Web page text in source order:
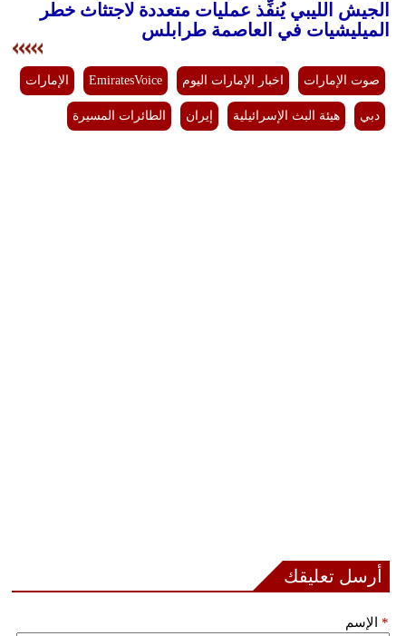
الجيش الليبي يُنفِّذ عمليات متعددة لاجتثاث خطر
الميليشيات في العاصمة طرابلس
صوت الإمارات اخبار الإمارات اليوم EmiratesVoice الإمارات
دبي هيئة البث الإسرائيلية إيران الطائرات المسيرة
أرسل تعليقك
الإسم *